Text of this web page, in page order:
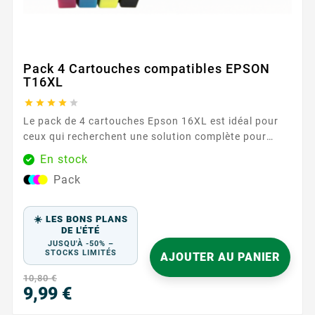
Pack 4 Cartouches compatibles EPSON
T16XL
    
Le pack de 4 cartouches Epson 16XL est idéal pour
ceux qui recherchent une solution complète pour
leurs besoins d'impression. Comprenant une
cartouche de chaque couleur (noir, cyan, magenta et
jaune), ce pack assure une couverture complète pour
d'impression exceptionnelle. Avec une capacité de
500 pages pour la cartouche noire et 450 pages
pour...
En stock
Pack
☀️ LES BONS PLANS
DE L'ÉTÉ
JUSQU'À -50% –
STOCKS LIMITÉS
10,80 €
9,99 €
AJOUTER AU PANIER